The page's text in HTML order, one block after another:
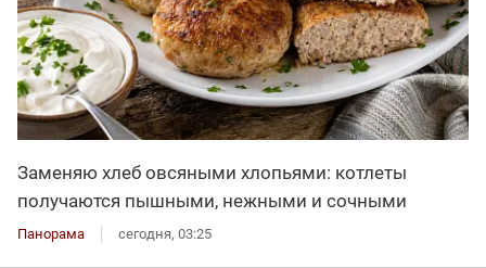
Заменяю хлеб овсяными хлопьями: котлеты
получаются пышными, нежными и сочными
Панорама сегодня, 03:25